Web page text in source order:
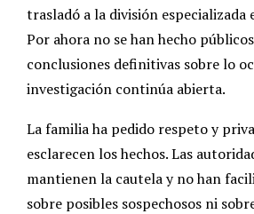
trasladó a la división especializada
Por ahora no se han hecho
conclusiones definitivas sobre lo
investigación continúa abierta.
La familia ha pedido respeto y
esclarecen los hechos. Las
mantienen la cautela y no han
sobre posibles sospechosos ni